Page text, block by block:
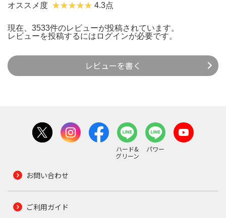
オススメ度 4.3点
現在、3533件のレビューが投稿されています。
レビューを投稿するには ログインが必要です。
レビューを書く
ハード&
グリーン
パワー
お問い合わせ
ご利用ガイド